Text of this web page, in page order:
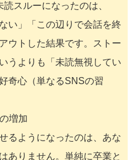
スルーになったのは、
い」「この辺りで会話を終
ウトした結果です。ストー
うよりも「未読無視してい
奇心（単なるSNSの習
増加
るようになったのは、あな
ありません。単純に卒業と